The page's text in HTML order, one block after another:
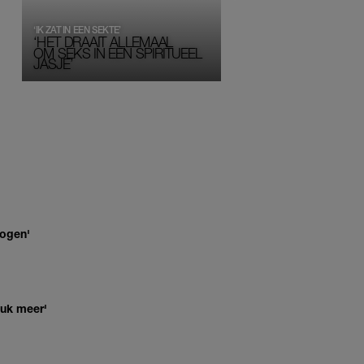
‘HET DRAAIT ALLEMAAL
OM SEKS IN EEN SPIRITUEEL
JASJE’
‘IK ZAT IN EEN SEKTE’
meer'